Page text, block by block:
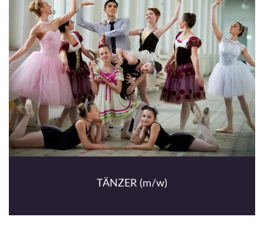
TÄNZER (m/w)